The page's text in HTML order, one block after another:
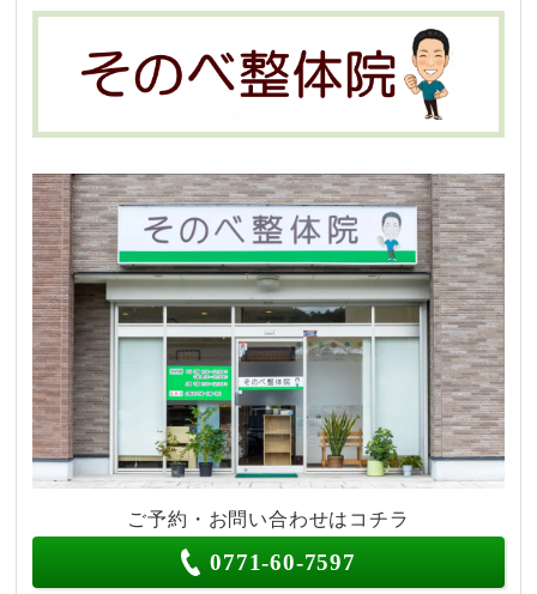
ご予約・お問い合わせはコチラ
0771-60-7597